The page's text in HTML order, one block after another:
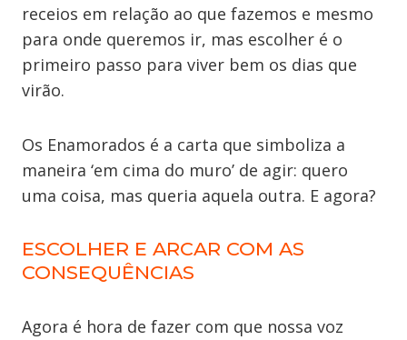
receios em relação ao que fazemos e mesmo
para onde queremos ir, mas escolher é o
primeiro passo para viver bem os dias que
virão.
Os Enamorados é a carta que simboliza a
maneira ‘em cima do muro’ de agir: quero
uma coisa, mas queria aquela outra. E agora?
ESCOLHER E ARCAR COM AS
CONSEQUÊNCIAS
Agora é hora de fazer com que nossa voz